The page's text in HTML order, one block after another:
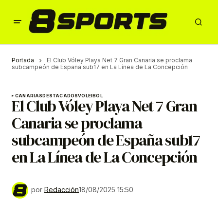
Portada
El Club Vóley Playa Net 7 Gran Canaria se proclama
subcampeón de España sub17 en La Línea de La Concepción
CANARIASDESTACADOSVOLEIBOL
El Club Vóley Playa Net 7 Gran
Canaria se proclama
subcampeón de España sub17
en La Línea de La Concepción
por Redacción18/08/2025 15:50